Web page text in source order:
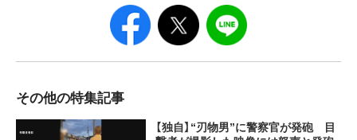
その他の特集記事
【独自】“刃物男”に警察官が発砲 目